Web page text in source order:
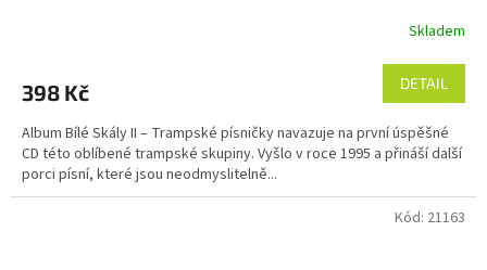
Skladem
398 Kč DETAIL
Album Bílé Skály II – Trampské písničky navazuje na první úspěšné
CD této oblíbené trampské skupiny. Vyšlo v roce 1995 a přináší další
porci písní, které jsou neodmyslitelně...
Kód: 21163